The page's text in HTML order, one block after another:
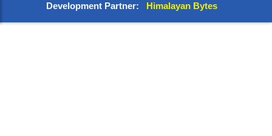
Development Partner: Himalayan Bytes